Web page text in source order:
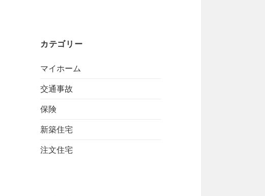
カテゴリー
マイホーム
交通事故
保険
新築住宅
注文住宅